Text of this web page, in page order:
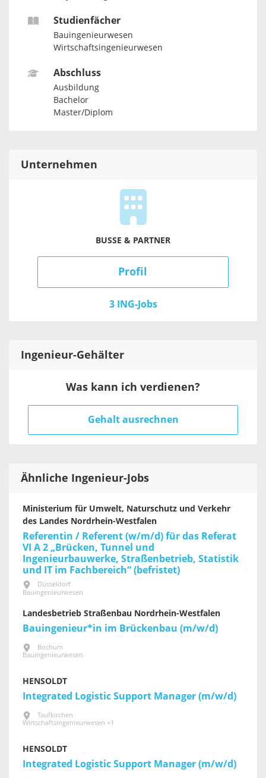
Studienfächer
Bauingenieurwesen
Wirtschaftsingenieurwesen
Abschluss
Ausbildung
Bachelor
Master/Diplom
Unternehmen
BUSSE & PARTNER
Profil
3 ING-Jobs
Ingenieur-Gehälter
Was kann ich verdienen?
Gehalt ausrechnen
Ähnliche Ingenieur-Jobs
Ministerium für Umwelt, Naturschutz und Verkehr
des Landes Nordrhein-Westfalen
Referentin / Referent (w/m/d) für das Referat
VI A 2 „Brücken, Tunnel und
Ingenieurbauwerke, Straßenbetrieb, Statistik
und IT im Fachbereich“ (befristet)
Düsseldorf
Bauingenieurwesen
Landesbetrieb Straßenbau Nordrhein-Westfalen
Bauingenieur*in im Brückenbau (m/w/d)
Bochum
Bauingenieurwesen
HENSOLDT
Integrated Logistic Support Manager (m/w/d)
Taufkirchen
Wirtschaftsingenieurwesen +1
HENSOLDT
Integrated Logistic Support Manager (m/w/d)